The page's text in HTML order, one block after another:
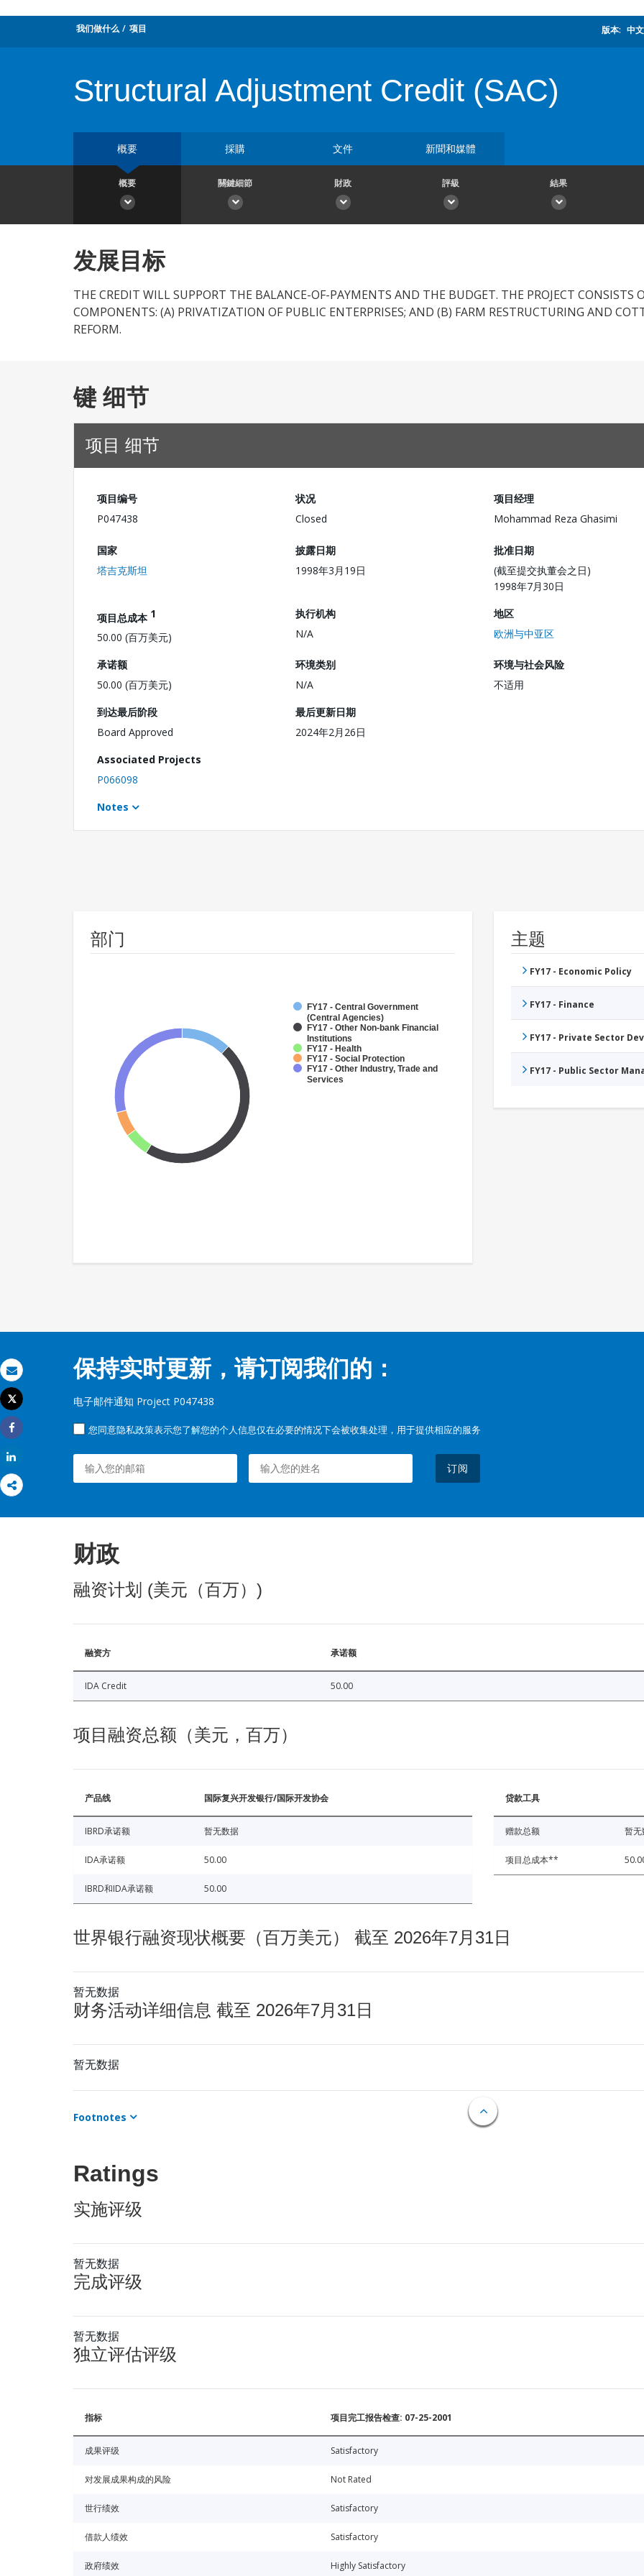
发送电子邮件
打印
Tweet
Share
我们做什么 项目 版本: 中文
Structural Adjustment Credit (SAC)
概要 採購 文件 新聞和媒體
概要 關鍵細節 財政 評級 結果
发展目标
THE CREDIT WILL SUPPORT THE BALANCE-OF-PAYMENTS AND THE BUDGET. THE PROJECT CONSISTS
COMPONENTS: (A) PRIVATIZATION OF PUBLIC ENTERPRISES; AND (B) FARM RESTRUCTURING AND
REFORM.
键 细节
项目 细节
项目编号
P047438
状况
Closed
项目经理
Mohammad Reza Ghasimi
国家
塔吉克斯坦
披露日期
1998年3月19日
批准日期
(截至提交执董会之日)
1998年7月30日
项目总成本 1
50.00 (百万美元)
执行机构
N/A
地区
欧洲与中亚区
承诺额
50.00 (百万美元)
环境类别
N/A
环境与社会风险
不适用
到达最后阶段
Board Approved
最后更新日期
2024年2月26日
Associated Projects
P066098
Notes
部门
FY17 - Central Government
(Central Agencies)
FY17 - Other Non-bank Financial
Institutions
FY17 - Health
FY17 - Social Protection
FY17 - Other Industry, Trade and
Services
主题
FY17 - Economic Policy
FY17 - Finance
FY17 - Private Sector
FY17 - Public Sector
保持实时更新，请订阅我们的：
电子邮件通知 Project P047438
您同意隐私政策表示您了解您的个人信息仅在必要的情况下会被收集处理，用于提供相应的服务
订阅
财政
融资计划 (美元（百万）)
融资方 承诺额
IDA Credit 50.00
项目融资总额（美元，百万）
产品线 国际复兴开发银行/国际开发协会
IBRD承诺额 暂无数据
IDA承诺额 50.00
IBRD和IDA承诺额 50.00
贷款工具
赠款总额 暂无
项目总成本**
世界银行融资现状概要（百万美元） 截至 2026年7月31日
暂无数据
财务活动详细信息 截至 2026年7月31日
暂无数据
Footnotes
Ratings
实施评级
暂无数据
完成评级
暂无数据
独立评估评级
指标 项目完工报告检查: 07-25-2001
成果评级 Satisfactory
对发展成果构成的风险 Not Rated
世行绩效 Satisfactory
借款人绩效 Satisfactory
政府绩效 Highly Satisfactory